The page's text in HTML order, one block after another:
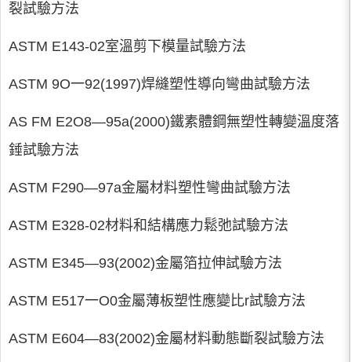
裂試驗方法
ASTM E143-02室溫剪下模量試驗方法
ASTM 9O一92(1997)焊縫塑性導向彎曲試驗方法
AS FM E2O8—95a(2000)鐵素體鋼無塑性轉變溫度落
錘試驗方法
ASTM F290—97a金屬材料塑性彎曲試驗方法
ASTM E328-02材料和結構應力鬆弛試驗方法
ASTM E345—93(2002)金屬箔拉伸試驗方法
ASTM E517一O0金屬薄板塑性應變比r試驗方法
ASTM E604—83(2002)金屬材料動態斷裂試驗方法